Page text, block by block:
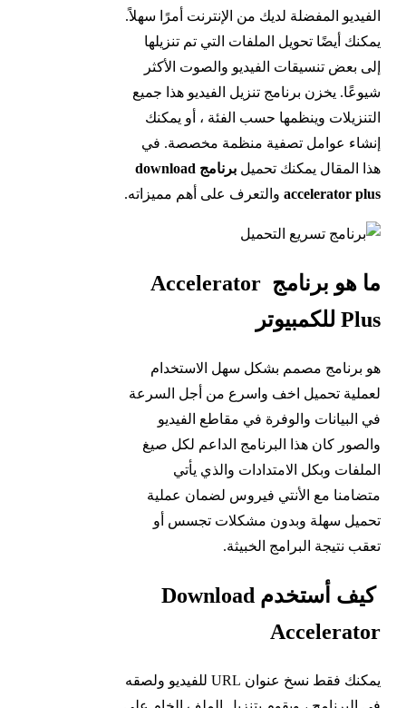
الفيديو المفضلة لديك من الإنترنت أمرًا سهلاً.
يمكنك أيضًا تحويل الملفات التي تم تنزيلها
إلى بعض تنسيقات الفيديو والصوت الأكثر
شيوعًا. يخزن برنامج تنزيل الفيديو هذا جميع
التنزيلات وينظمها حسب الفئة ، أو يمكنك
إنشاء عوامل تصفية منظمة مخصصة. في
هذا المقال يمكنك تحميل
برنامج download
accelerator plus والتعرف على أهم مميزاته.
ما هو برنامج Accelerator
Plus للكمبيوتر
هو برنامج مصمم بشكل سهل الاستخدام
لعملية تحميل اخف واسرع من أجل السرعة
في البيانات والوفرة في مقاطع الفيديو
والصور كان هذا البرنامج الداعم لكل صيغ
الملفات وبكل الامتدادات والذي يأتي
متضامنا مع الأنتي فيروس لضمان عملية
تحميل سهلة وبدون مشكلات تجسس أو
تعقب نتيجة البرامج الخبيثة.
كيف أستخدم Download
Accelerator
يمكنك فقط نسخ عنوان URL للفيديو ولصقه